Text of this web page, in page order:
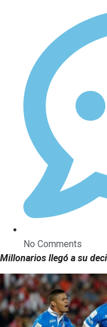
No Comments
Millonarios llegó a su